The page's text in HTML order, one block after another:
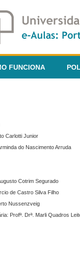
FUNCIONA
Carlotti Junior
do Nascimento Arruda
Cotrim Segurado
de Castro Silva Filho
Nussenzveig
Profª. Drª. Marli Quadros